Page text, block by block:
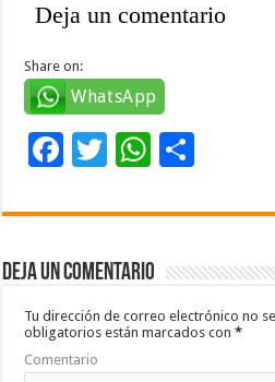
Deja un comentario
Share on:
WhatsApp
F
e
b
o
o
k
T
tt
er
W
at
sA
p
p
m
ar
ti
Deja un comentario
Tu dirección de correo electrónico no
obligatorios están marcados con*
Comentario